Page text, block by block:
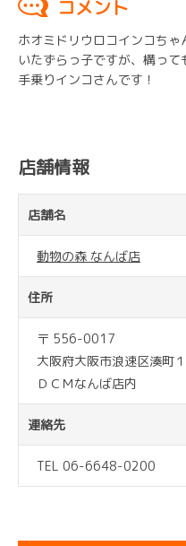
コメント
ホオミドリウロコインコち
いたずらっ子ですが、構って
手乗りインコさんです！
店舗情報
店舗名
動物の森 なんば店
住所
〒 556-0017
大阪府大阪市浪速区湊町
ＤＣＭなんば店内
連絡先
TEL 06-6648-0200